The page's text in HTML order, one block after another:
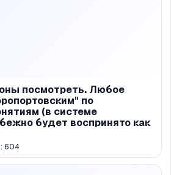
посмотреть. Любое
по
(в системе
будет воспринято как
604